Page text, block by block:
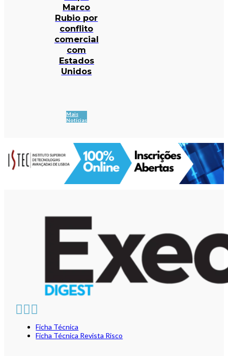
Marco
Rubio por
conflito
comercial
com
Estados
Unidos
Mais
Notícias
Ficha Técnica
Ficha Técnica Revista Risco